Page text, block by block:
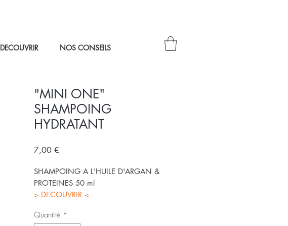
DECOUVRIR NOS CONSEILS
"MINI ONE"
SHAMPOING
HYDRATANT
7,00 €
SHAMPOING A L'HUILE D'ARGAN &
PROTEINES 50 ml
> DECOUVRIR <
Quantité *